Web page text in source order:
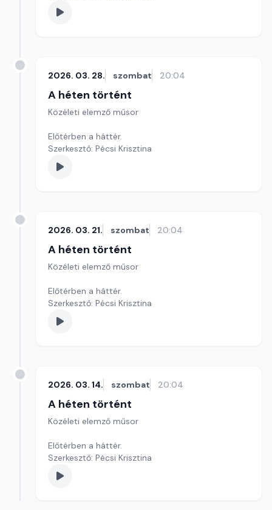
2026. 03. 28. szombat 20:04
A héten történt
Közéleti elemző műsor
Előtérben a háttér.
Szerkesztő: Pécsi Krisztina
2026. 03. 21. szombat 20:04
A héten történt
Közéleti elemző műsor
Előtérben a háttér.
Szerkesztő: Pécsi Krisztina
2026. 03. 14. szombat 20:04
A héten történt
Közéleti elemző műsor
Előtérben a háttér.
Szerkesztő: Pécsi Krisztina